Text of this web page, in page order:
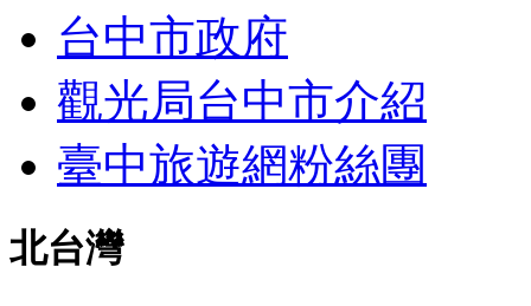
台中市政府
觀光局台中市介紹
臺中旅遊網粉絲團
北台灣